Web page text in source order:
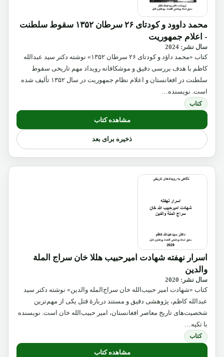
محمد داوود و کودتای ۲۶ سرطان ۱۳۵۲ سقوط سلطنت
- اعلام جمهوریت
سال نشر: 2024
کتاب «محمد داؤد و کودتای ۲۶ سرطان ۱۳۵۲» نوشته دکتر سید عبدالله
کاظم با هدف بررسی دقیق و موشکافانه رویداد مهم تاریخی سقوط
سلطنت در افغانستان و اعلام نظام جمهوریت در سال ۱۳۵۲ تألیف شده
است. نویسنده…
کتاب
مشاهده کتاب
ذخیره برای بعد
اسرار نهفته شهادت امیرحبیب هللا خان سراج الملة
والدین
سال نشر: 2020
کتاب «شهادت امیر حبیب‌الله خان سراج‌المله والدین» نوشته دکتر سید
عبدالله کاظم، پژوهشی دقیق و مستند دربارهٔ قتل یکی از مهم‌ترین
شخصیت‌های تاریخ معاصر افغانستان، امیر حبیب‌الله خان است. نویسنده
با تکیه…
کتاب
مشاهده کتاب